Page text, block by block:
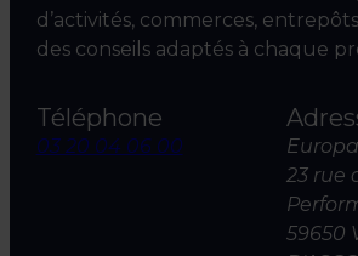
d’activités, commerces,
des conseils adaptés à chaque
Téléphone
03 20 04 06 00
23 rue
59650